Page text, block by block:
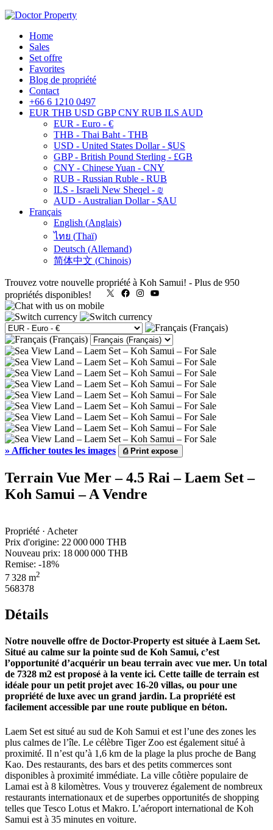
Home
Sales
Set offre
Favorites
Blog de propriété
Contact
+66 6 1210 0497
EUR THB USD GBP CNY RUB ILS AUD
EUR - Euro - €
THB - Thai Baht - THB
USD - United States Dollar - $US
GBP - British Pound Sterling - £GB
CNY - Chinese Yuan - CNY
RUB - Russian Ruble - RUB
ILS - Israeli New Sheqel - ₪
AUD - Australian Dollar - $AU
Français
English (Anglais)
ไทย (Thaï)
Deutsch (Allemand)
简体中文 (Chinois)
Trouvez votre nouvelle propriété à Koh Samui! - Plus de 950
propriétés disponibles!
X FacebookInstagram
» Afficher toutes les images ⎙Print expose
Terrain Vue Mer – 4.5 Rai – Laem Set –
Koh Samui – A Vendre
Propriété · Acheter
Prix d'origine: 22 000 000 THB
Nouveau prix: 18 000 000 THB
Remise: -18%
7 328 m2
568378
Détails
Notre nouvelle offre de Doctor-Property est située à Laem Set.
Situé au calme sur la pointe sud de Koh Samui, c’est
l’opportunité d’acquérir un beau terrain avec vue mer. Un total
de 7328 m2 est proposé à la vente ici. Cette taille de terrain est
idéale pour un petit projet avec 16-20 villas, ou pour une
propriété de luxe avec un grand jardin. La propriété est
facilement accessible par une route publique en béton.
Laem Set est situé au sud de Koh Samui et est l’une des zones les
plus calmes de l’île. Le célèbre Tiger Zoo est également situé à
proximité. Il n’est qu’à 1,6 km de la plage la plus proche de Bang
Kao. Des restaurants, des bars et des petits commerces sont
disponibles à proximité immédiate. La ville côtière populaire de
Lamai est à 8 kilomètres. Vous y trouverez également de nombreux
restaurants internationaux et de superbes opportunités de shopping
telles que Tesco Lotus et Makro. L’aéroport international de Koh
Samui est à 35 minutes en voiture.